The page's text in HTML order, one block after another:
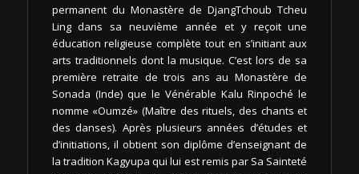
permanent du Monastère de DjangTchoub Tcheu
Ling dans sa neuvième année et y reçoit une
éducation religieuse complète tout en s’initiant aux
arts traditionnels dont la musique. C’est lors de sa
première retraite de trois ans au Monastère de
Sonada (Inde) que le Vénérable Kalu Rinpoché le
nomme «Oumzé» (Maître des rituels, des chants et
des danses). Après plusieurs années d’études et
d’initiations, il obtient son diplôme d’enseignant de
la tradition Kagyupa qui lui est remis par Sa Sainteté